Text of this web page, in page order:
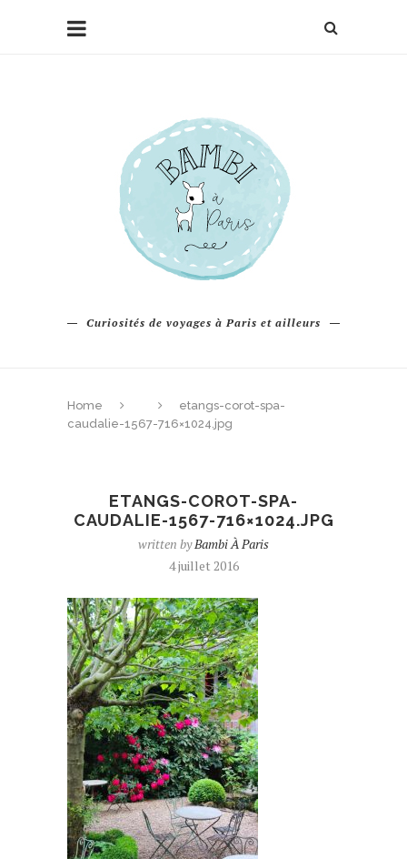
Curiosités de voyages à Paris et ailleurs
Home
etangs-corot-spa-
caudalie-1567-716×1024.jpg
ETANGS-COROT-SPA-
CAUDALIE-1567-716×1024.JPG
written byBambi À Paris
4 juillet 2016